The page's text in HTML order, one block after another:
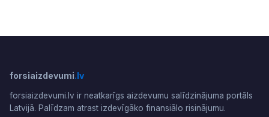
forsiaizdevumi.lv
forsiaizdevumi.lv ir neatkarīgs aizdevumu salīdzinājuma portāls
Latvijā. Palīdzam atrast izdevīgāko finansiālo risinājumu.